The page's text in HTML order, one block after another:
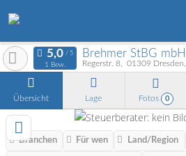
Brehmer StBG mbH
Regerstr. 8 01309 Dresden
1 Bew.
Übersicht Lage Fotos 0
Branchen Für wen Land/Region